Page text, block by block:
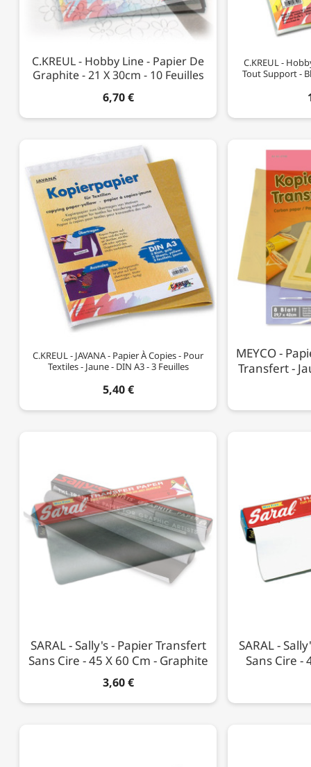
C.KREUL - Hobby Line - Papier De
Graphite - 21 X 30cm - 10 Feuilles
6,70 €
C.KREUL -
Tout Support -
C.KREUL - JAVANA - Papier À Copies - Pour
Textiles - Jaune - DIN A3 - 3 Feuilles
5,40 €
MEYCO -
Transfert -
SARAL - Sally's - Papier Transfert
Sans Cire - 45 X 60 Cm - Graphite
3,60 €
SARAL -
Sans Cire -